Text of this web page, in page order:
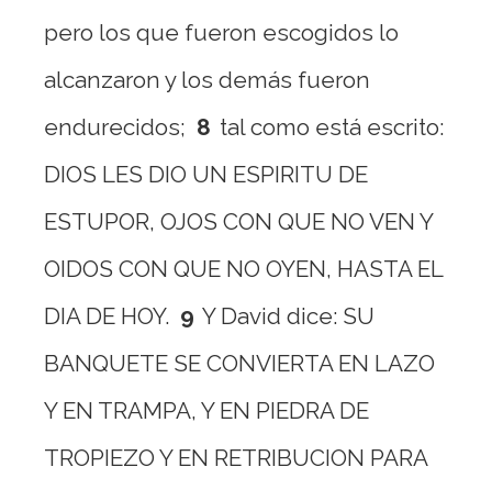
pero los que fueron escogidos lo
alcanzaron y los demás fueron
endurecidos; 8 tal como está escrito:
DIOS LES DIO UN ESPIRITU DE
ESTUPOR, OJOS CON QUE NO VEN Y
OIDOS CON QUE NO OYEN, HASTA EL
DIA DE HOY. 9 Y David dice: SU
BANQUETE SE CONVIERTA EN LAZO
Y EN TRAMPA, Y EN PIEDRA DE
TROPIEZO Y EN RETRIBUCION PARA